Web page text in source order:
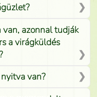
azonnal tudják
a virágküldés
van?